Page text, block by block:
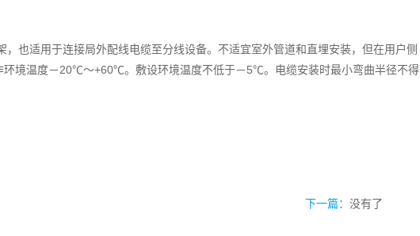
也适用于连接局外配线电缆至分线设备。不适宜室外管道和直埋安装，但在用户侧
环境温度－20℃～+60℃。敷设环境温度不低于－5℃。电缆安装时最小弯曲半径不得
下一篇： 没有了